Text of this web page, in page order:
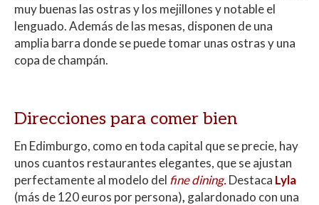
muy buenas las ostras y los mejillones y notable el
lenguado. Además de las mesas, disponen de una
amplia barra donde se puede tomar unas ostras y una
copa de champán.
Direcciones para comer bien
En Edimburgo, como en toda capital que se precie, hay
unos cuantos restaurantes elegantes, que se ajustan
perfectamente al modelo del fine dining. Destaca Lyla
(más de 120 euros por persona), galardonado con una